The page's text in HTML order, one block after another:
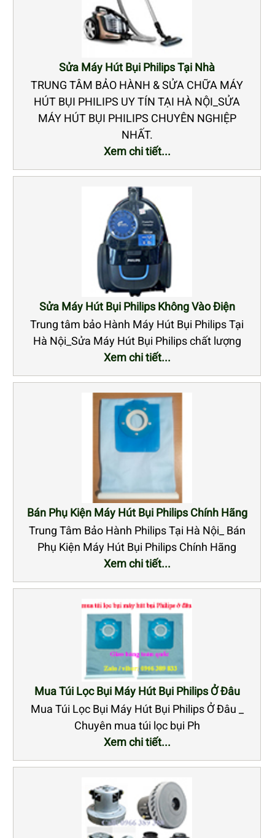
Sửa Máy Hút Bụi Philips Tại Nhà
TRUNG TÂM BẢO HÀNH & SỬA CHỮA MÁY
HÚT BỤI PHILIPS UY TÍN TẠI HÀ NỘI_SỬA
MÁY HÚT BỤI PHILIPS CHUYÊN NGHIỆP
NHẤT.
Xem chi tiết...
Sửa Máy Hút Bụi Philips Không Vào Điện
Trung tâm bảo Hành Máy Hút Bụi Philips Tại
Hà Nội_Sửa Máy Hút Bụi Philips chất lượng
Xem chi tiết...
Bán Phụ Kiện Máy Hút Bụi Philips Chính Hãng
Trung Tâm Bảo Hành Philips Tại Hà Nội_ Bán
Phụ Kiện Máy Hút Bụi Philips Chính Hãng
Xem chi tiết...
Mua Túi Lọc Bụi Máy Hút Bụi Philips Ở Đâu
Mua Túi Lọc Bụi Máy Hút Bụi Philips Ở Đâu _
Chuyên mua túi lọc bụi Ph
Xem chi tiết...